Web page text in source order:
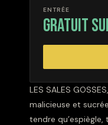
LES SALES
malicieuse et
tendre
ENTRÉE
gratuit